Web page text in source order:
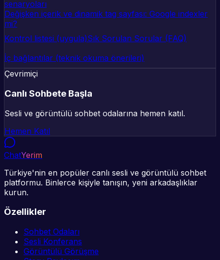
senaryoları
Değişken içerik ve dinamik tag sayfası: Google indexler
mi?
Kontrol listesi (uygula)Sık Sorulan Sorular (FAQ)
İç bağlantılar (teknik okuma önerileri)
Çevrimiçi
Canlı Sohbete Başla
Sesli ve görüntülü sohbet odalarına hemen katıl.
Hemen Katıl
ChatYerim
Türkiye'nin en popüler canlı sesli ve görüntülü sohbet
platformu. Binlerce kişiyle tanışın, yeni arkadaşlıklar
kurun.
Özellikler
Sohbet Odaları
Sesli Konferans
Görüntülü Görüşme